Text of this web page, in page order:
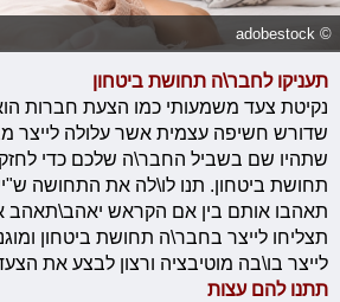
© adobestock
תעניקו לחבר\ה תחושת ביטחון
נקיטת צעד משמעותי כמו הצעת חברות
שדורש חשיפה עצמית אשר עלולה לייצר
שתהיו שם בשביל החבר\ה שלכם כדי לחזק,
תחושת ביטחון. תנו לו\לה את התחושה
תאהבו אותם בין אם הקראש יאהב\תאהב
תצליחו לייצר בחבר\ה תחושת ביטחון
לייצר בו\בה מוטיבציה ורצון לבצע את
תתנו להם עצות